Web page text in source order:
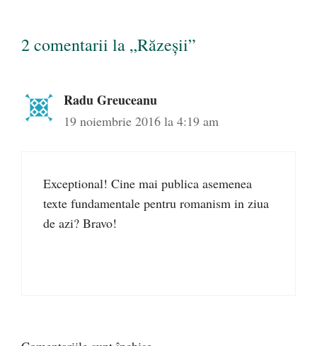
2 comentarii la „Răzeșii”
Radu Greuceanu
19 noiembrie 2016 la 4:19 am
Exceptional! Cine mai publica asemenea
texte fundamentale pentru romanism in ziua
de azi? Bravo!